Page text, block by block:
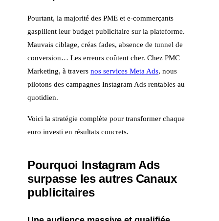
Pourtant, la majorité des PME et e-commerçants
gaspillent leur budget publicitaire sur la plateforme.
Mauvais ciblage, créas fades, absence de tunnel de
conversion… Les erreurs coûtent cher. Chez PMC
Marketing, à travers nos services Meta Ads, nous
pilotons des campagnes Instagram Ads rentables au
quotidien.
Voici la stratégie complète pour transformer chaque
euro investi en résultats concrets.
Pourquoi Instagram Ads
surpasse les autres Canaux
publicitaires